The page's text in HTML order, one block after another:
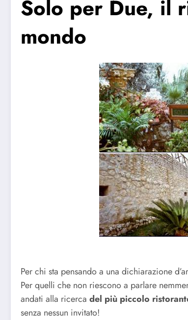
Solo per Due, il
mondo
Per chi sta pensando a una dichiarazione
Per quelli che non riescono a parlare
andati alla ricerca del più piccolo
senza nessun invitato!